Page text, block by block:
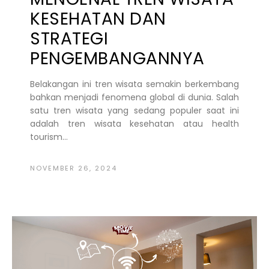
KESEHATAN DAN
STRATEGI
PENGEMBANGANNYA
Belakangan ini tren wisata semakin berkembang
bahkan menjadi fenomena global di dunia. Salah
satu tren wisata yang sedang populer saat ini
adalah tren wisata kesehatan atau health
tourism...
NOVEMBER 26, 2024